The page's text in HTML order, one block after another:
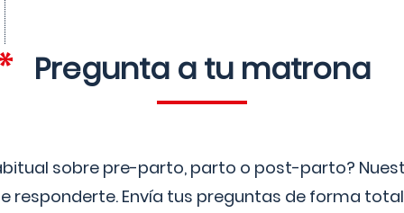
Pregunta a tu matrona
sobre pre-parto, parto o post-parto?
responderte. Envía tus preguntas de forma